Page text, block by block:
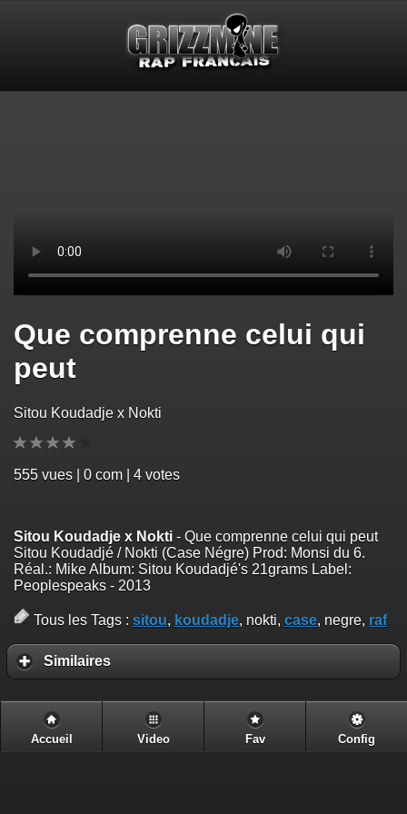
Que comprenne celui qui
peut
Sitou Koudadje x Nokti
555 vues | 0 com | 4 votes
Sitou Koudadje x Nokti - Que comprenne celui qui peut
Sitou Koudadjé / Nokti (Case Négre) Prod: Monsi du 6.
Réal.: Mike Album: Sitou Koudadjé's 21grams Label:
Peoplespeaks - 2013
Tous les Tags : sitou, koudadje, nokti, case, negre, raf
Similaires
Accueil Video Fav Config